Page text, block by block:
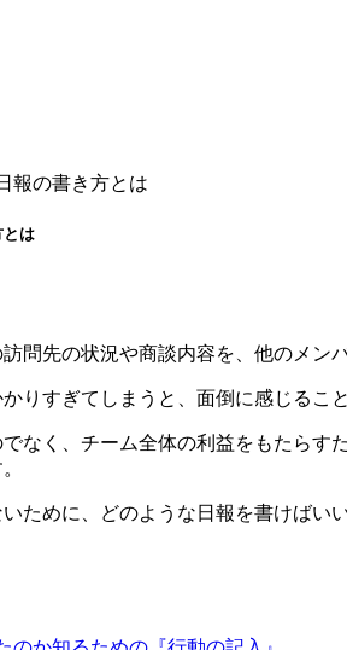
報の書き方とは
とは
問先の状況や商談内容を、他のメン
りすぎてしまうと、面倒に感じるこ
なく、チーム全体の利益をもたら
ために、どのような日報を書けばい